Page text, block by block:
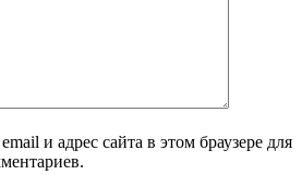
и адрес сайта в этом браузере для